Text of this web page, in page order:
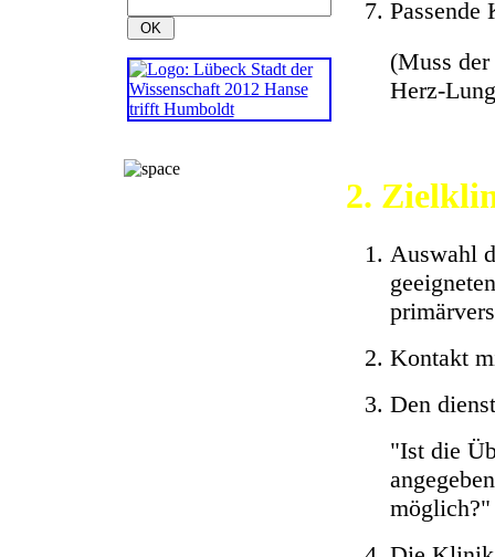
(Muss
Herz-
2.
Auswahl
Kontakt
Den
"Ist die
möglich?"